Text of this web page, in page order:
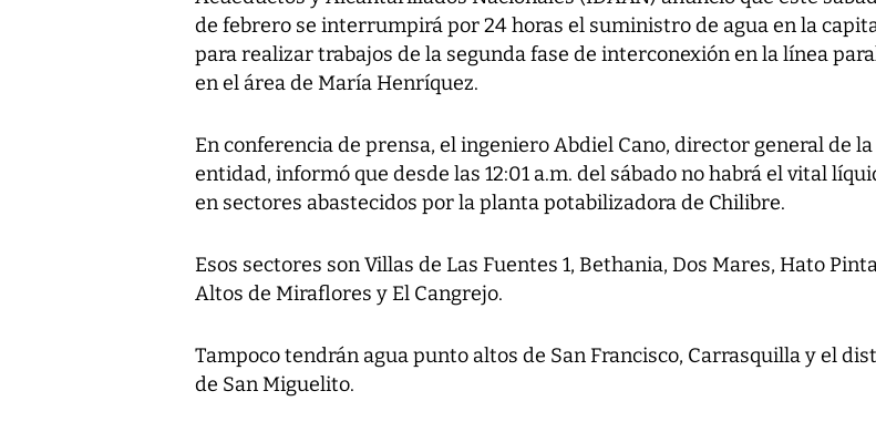
de febrero se interrumpirá por 24 horas el suministro de agua en la
para realizar trabajos de la segunda fase de interconexión en la línea
en el área de María Henríquez.
En conferencia de prensa, el ingeniero Abdiel Cano, director general de la
entidad, informó que desde las 12:01 a.m. del sábado no habrá el vital
en sectores abastecidos por la planta potabilizadora de Chilibre.
Esos sectores son Villas de Las Fuentes 1, Bethania, Dos Mares, Hato
Altos de Miraflores y El Cangrejo.
Tampoco tendrán agua punto altos de San Francisco, Carrasquilla y el
de San Miguelito.